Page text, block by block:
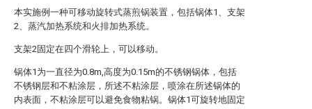
本实施例一种可移动旋转式蒸煎锅装置，包括锅体1、支架
2、蒸汽加热系统和火排加热系统。
支架2固定在四个滑轮上，可以移动。
锅体1为一直径为0.8m,高度为0.15m的不锈钢锅体，包括
不锈钢层和不粘涂层，所述不粘涂层，喷涂在所述锅体的
内表面，不粘涂层可以避免食物粘锅。锅体1可旋转地固定